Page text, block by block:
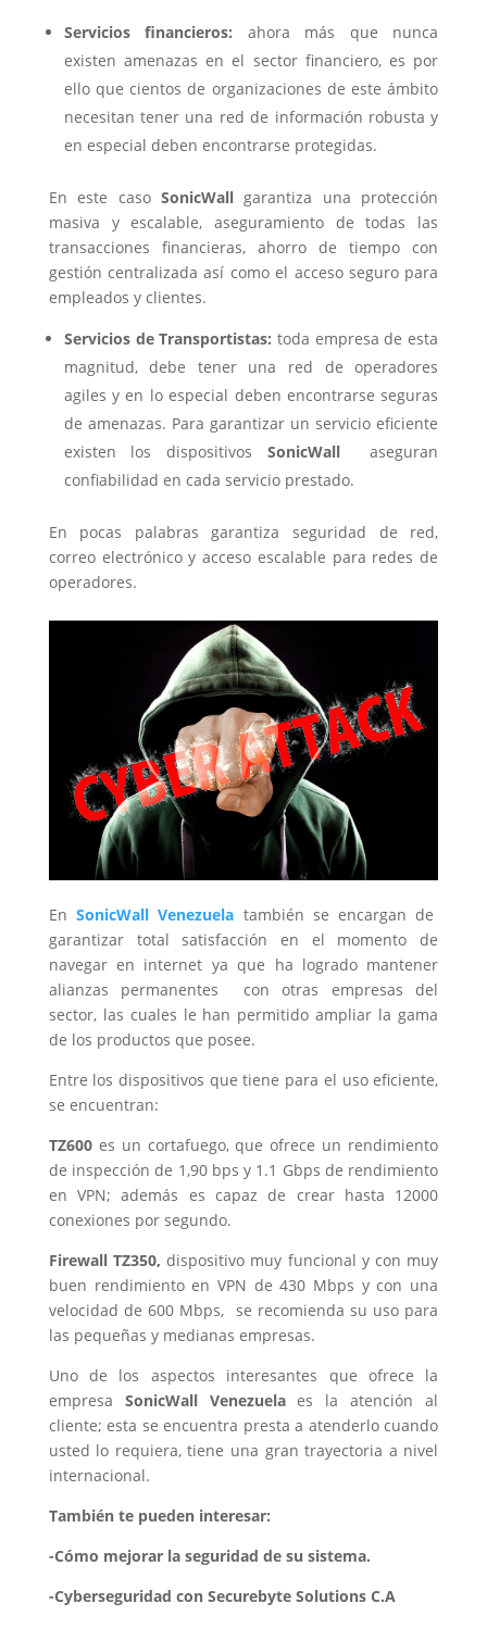
Servicios financieros: ahora más que nunca
existen amenazas en el sector financiero, es por
ello que cientos de organizaciones de este ámbito
necesitan tener una red de información robusta y
en especial deben encontrarse protegidas.
En este caso SonicWall garantiza una protección
masiva y escalable, aseguramiento de todas las
transacciones financieras, ahorro de tiempo con
gestión centralizada así como el acceso seguro para
empleados y clientes.
Servicios de Transportistas: toda empresa de esta
magnitud, debe tener una red de operadores
agiles y en lo especial deben encontrarse seguras
de amenazas. Para garantizar un servicio eficiente
existen los dispositivos SonicWallaseguran
confiabilidad en cada servicio prestado.
En pocas palabras garantiza seguridad de red,
correo electrónico y acceso escalable para redes de
operadores.
En SonicWall Venezuela también se encargan de
garantizar total satisfacción en el momento de
navegar en internet ya que ha logrado mantener
alianzas permanentes con otras empresas del
sector, las cuales le han permitido ampliar la gama
de los productos que posee.
Entre los dispositivos que tiene para el uso eficiente,
se encuentran:
TZ600es un cortafuego, que ofrece un rendimiento
de inspección de 1,90 bps y 1.1 Gbps de rendimiento
en VPN; además es capaz de crear hasta 12000
conexiones por segundo.
Firewall TZ350, dispositivo muy funcional y con muy
buen rendimiento en VPN de 430 Mbps y con una
velocidad de 600 Mbps, se recomienda su uso para
las pequeñas y medianas empresas.
Uno de los aspectos interesantes que ofrece la
empresa SonicWall Venezuelaes la atención al
cliente; esta se encuentra presta a atenderlo cuando
usted lo requiera, tiene una gran trayectoria a nivel
internacional.
También te pueden interesar:
-Cómo mejorar la seguridad de su sistema.
-Cyberseguridad con Securebyte Solutions C.A